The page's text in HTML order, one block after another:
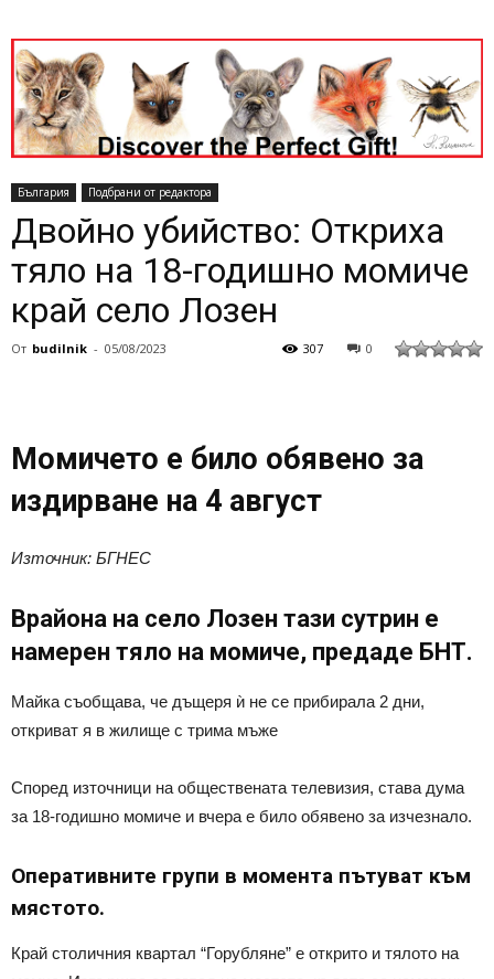
България Подбрани от редактора
Двойно убийство: Откриха
тяло на 18-годишно момиче
край село Лозен
От budilnik - 05/08/2023 0
307
Момичето е било обявено за
издирване на 4 август
Източник: БГНЕС
Врайона на село Лозен тази сутрин е
намерен тяло на момиче, предаде БНТ.
Майка съобщава, че дъщеря ѝ не се прибирала 2 дни,
откриват я в жилище с трима мъже
Според източници на обществената телевизия, става дума
за 18-годишно момиче и вчера е било обявено за изчезнало.
Оперативните групи в момента пътуват към
мястото.
Край столичния квартал “Горубляне” е открито и тялото на